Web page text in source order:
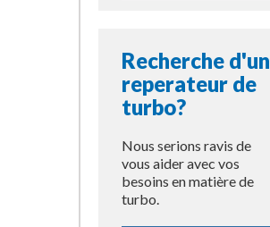
Recherche d'un
reperateur de
turbo?
Nous serions ravis de
vous aider avec vos
besoins en matière de
turbo.